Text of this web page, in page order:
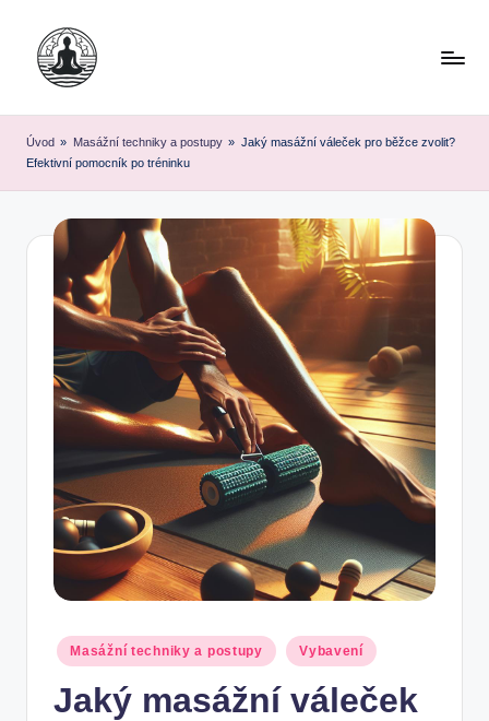
Úvod » Masážní techniky a postupy » Jaký masážní váleček pro běžce zvolit?
Efektivní pomocník po tréninku
Posted
in
Masážní techniky a postupy Vybavení
Jaký masážní váleček